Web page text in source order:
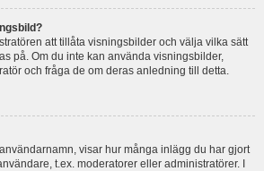
att tillåta visningsbilder och välja vilka sätt
på. Om du inte kan använda visningsbilder,
och fråga de om deras anledning till detta.
visar hur många inlägg du har gjort
t.ex. moderatorer eller administratörer. I